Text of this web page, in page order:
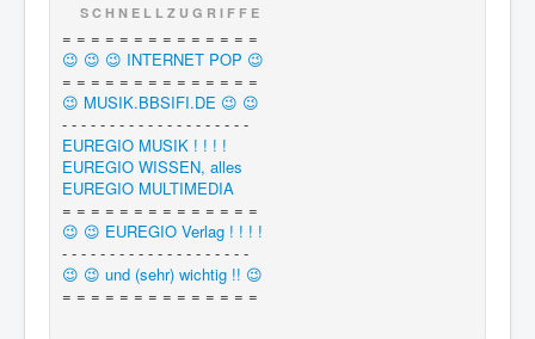
S C H N E L L Z U G R I F F E
= = = = = = = = = = = = = =
😉 😉 😉 INTERNET POP 😉
= = = = = = = = = = = = = =
😉 MUSIK.BBSIFI.DE 😉 😉
- - - - - - - - - - - - - - - - - - - -
EUREGIO MUSIK ! ! ! !
EUREGIO WISSEN, alles
EUREGIO MULTIMEDIA
= = = = = = = = = = = = = =
😉 😉 EUREGIO Verlag ! ! ! !
- - - - - - - - - - - - - - - - - - - -
😉 😉 und (sehr) wichtig !! 😉
= = = = = = = = = = = = = =